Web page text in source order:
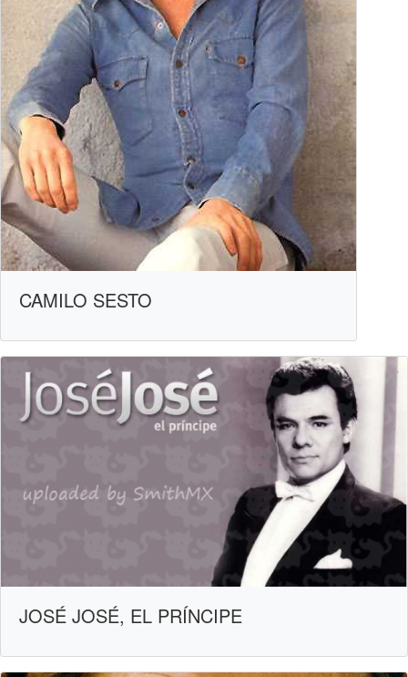
CAMILO SESTO
JOSÉ JOSÉ, EL PRÍNCIPE